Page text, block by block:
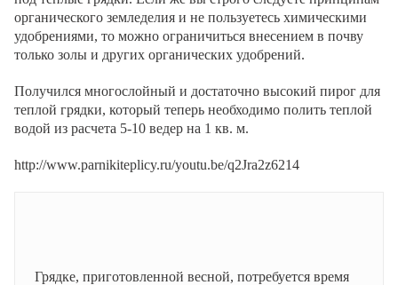
органического земледелия и не пользуетесь химическими
удобрениями, то можно ограничиться внесением в почву
только золы и других органических удобрений.
Получился многослойный и достаточно высокий пирог для
теплой грядки, который теперь необходимо полить теплой
водой из расчета 5-10 ведер на 1 кв. м.
http://www.parnikiteplicy.ru/youtu.be/q2Jra2z6214
Грядке, приготовленной весной, потребуется время